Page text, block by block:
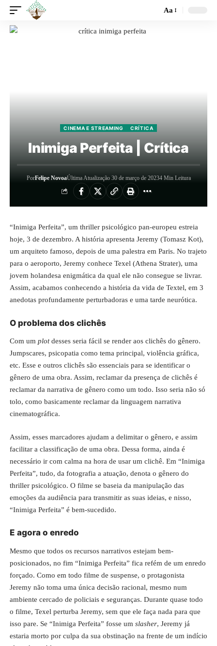
Aa
CINEMA E STREAMING CRÍTICA
Inimiga Perfeita | Crítica
PorFelipe NovoaÚltima Atualização 30 de março de 20234 Min Leitura
“Inimiga Perfeita”, um thriller psicológico pan-europeu estreia
hoje, 3 de dezembro. A história apresenta Jeremy (Tomasz Kot),
um arquiteto famoso, depois de uma palestra em Paris. No trajeto
para o aeroporto, Jeremy conhece Texel (Athena Strater), uma
jovem holandesa enigmática da qual ele não consegue se livrar.
Assim, acabamos conhecendo a história da vida de Textel, em 3
anedotas profundamente perturbadoras e uma tarde neurótica.
O problema dos clichês
Com um plotdesses seria fácil se render aos clichês do gênero.
Jumpscares, psicopatia como tema principal, violência gráfica,
etc. Esse e outros clichês são essenciais para se identificar o
gênero de uma obra. Assim, reclamar da presença de clichês é
reclamar da narrativa de gênero como um todo. Isso seria não só
tolo, como basicamente reclamar da linguagem narrativa
cinematográfica.
Assim, esses marcadores ajudam a delimitar o gênero, e assim
facilitar a classificação de uma obra. Dessa forma, ainda é
necessário ir com calma na hora de usar um clichê. Em “Inimiga
Perfeita”, tudo, da fotografia a atuação, denota o gênero do
thriller psicológico. O filme se baseia da manipulação das
emoções da audiência para transmitir as suas ideias, e nisso,
“Inimiga Perfeita” é bem-sucedido.
E agora o enredo
Mesmo que todos os recursos narrativos estejam bem-
posicionados, no fim “Inimiga Perfeita” fica refém de um enredo
forçado. Como em todo filme de suspense, o protagonista
Jeremy não toma uma única decisão racional, mesmo num
ambiente cercado de policiais e seguranças. Durante quase todo
o filme, Texel perturba Jeremy, sem que ele faça nada para que
isso pare. Se “Inimiga Perfeita” fosse um slasher, Jeremy já
estaria morto por culpa da sua obstinação na frente de um indício